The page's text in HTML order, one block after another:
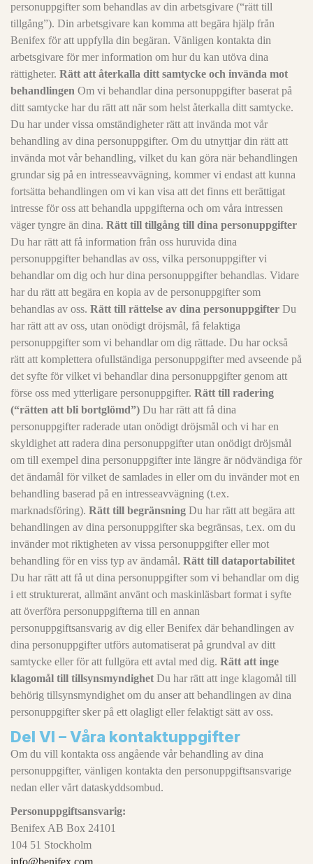
personuppgifter som behandlas av din arbetsgivare (“rätt till
tillgång”). Din arbetsgivare kan komma att begära hjälp från
Benifex för att uppfylla din begäran. Vänligen kontakta din
arbetsgivare för mer information om hur du kan utöva dina
rättigheter. Rätt att återkalla ditt samtycke och invända mot
behandlingen Om vi behandlar dina personuppgifter baserat på
ditt samtycke har du rätt att när som helst återkalla ditt samtycke.
Du har under vissa omständigheter rätt att invända mot vår
behandling av dina personuppgifter. Om du utnyttjar din rätt att
invända mot vår behandling, vilket du kan göra när behandlingen
grundar sig på en intresseavvägning, kommer vi endast att kunna
fortsätta behandlingen om vi kan visa att det finns ett berättigat
intresse för oss att behandla uppgifterna och om våra intressen
väger tyngre än dina. Rätt till tillgång till dina personuppgifter
Du har rätt att få information från oss huruvida dina
personuppgifter behandlas av oss, vilka personuppgifter vi
behandlar om dig och hur dina personuppgifter behandlas. Vidare
har du rätt att begära en kopia av de personuppgifter som
behandlas av oss. Rätt till rättelse av dina personuppgifter Du
har rätt att av oss, utan onödigt dröjsmål, få felaktiga
personuppgifter som vi behandlar om dig rättade. Du har också
rätt att komplettera ofullständiga personuppgifter med avseende på
det syfte för vilket vi behandlar dina personuppgifter genom att
förse oss med ytterligare personuppgifter. Rätt till radering
(“rätten att bli bortglömd”) Du har rätt att få dina
personuppgifter raderade utan onödigt dröjsmål och vi har en
skyldighet att radera dina personuppgifter utan onödigt dröjsmål
om till exempel dina personuppgifter inte längre är nödvändiga för
det ändamål för vilket de samlades in eller om du invänder mot en
behandling baserad på en intresseavvägning (t.ex.
marknadsföring). Rätt till begränsning Du har rätt att begära att
behandlingen av dina personuppgifter ska begränsas, t.ex. om du
invänder mot riktigheten av vissa personuppgifter eller mot
behandling för en viss typ av ändamål. Rätt till dataportabilitet
Du har rätt att få ut dina personuppgifter som vi behandlar om dig
i ett strukturerat, allmänt använt och maskinläsbart format i syfte
att överföra personuppgifterna till en annan
personuppgiftsansvarig av dig eller Benifex där behandlingen av
dina personuppgifter utförs automatiserat på grundval av ditt
samtycke eller för att fullgöra ett avtal med dig. Rätt att inge
klagomål till tillsynsmyndighet Du har rätt att inge klagomål till
behörig tillsynsmyndighet om du anser att behandlingen av dina
personuppgifter sker på ett olagligt eller felaktigt sätt av oss.
Del VI – Våra kontaktuppgifter
Om du vill kontakta oss angående vår behandling av dina
personuppgifter, vänligen kontakta den personuppgiftsansvarige
nedan eller vårt dataskyddsombud.
Personuppgiftsansvarig:
Benifex AB Box 24101
104 51 Stockholm
info@benifex.com